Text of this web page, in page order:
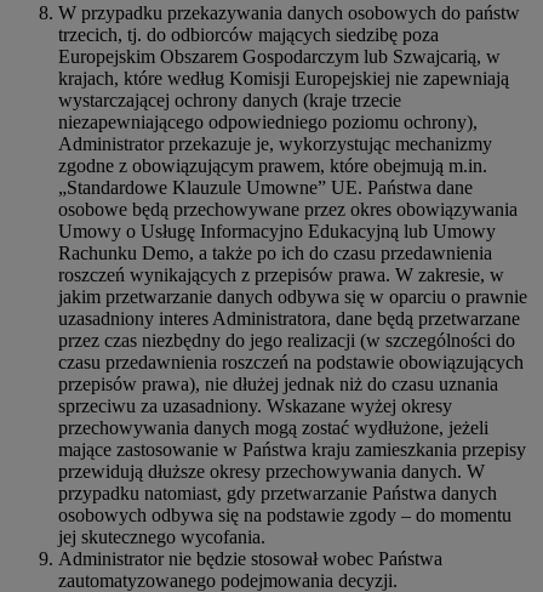
W przypadku przekazywania danych osobowych do państw
trzecich, tj. do odbiorców mających siedzibę poza
Europejskim Obszarem Gospodarczym lub Szwajcarią, w
krajach, które według Komisji Europejskiej nie zapewniają
wystarczającej ochrony danych (kraje trzecie
niezapewniającego odpowiedniego poziomu ochrony),
Administrator przekazuje je, wykorzystując mechanizmy
zgodne z obowiązującym prawem, które obejmują m.in.
„Standardowe Klauzule Umowne” UE. Państwa dane
osobowe będą przechowywane przez okres obowiązywania
Umowy o Usługę Informacyjno Edukacyjną lub Umowy
Rachunku Demo, a także po ich do czasu przedawnienia
roszczeń wynikających z przepisów prawa. W zakresie, w
jakim przetwarzanie danych odbywa się w oparciu o prawnie
uzasadniony interes Administratora, dane będą przetwarzane
przez czas niezbędny do jego realizacji (w szczególności do
czasu przedawnienia roszczeń na podstawie obowiązujących
przepisów prawa), nie dłużej jednak niż do czasu uznania
sprzeciwu za uzasadniony. Wskazane wyżej okresy
przechowywania danych mogą zostać wydłużone, jeżeli
mające zastosowanie w Państwa kraju zamieszkania przepisy
przewidują dłuższe okresy przechowywania danych. W
przypadku natomiast, gdy przetwarzanie Państwa danych
osobowych odbywa się na podstawie zgody – do momentu
jej skutecznego wycofania.
Administrator nie będzie stosował wobec Państwa
zautomatyzowanego podejmowania decyzji.